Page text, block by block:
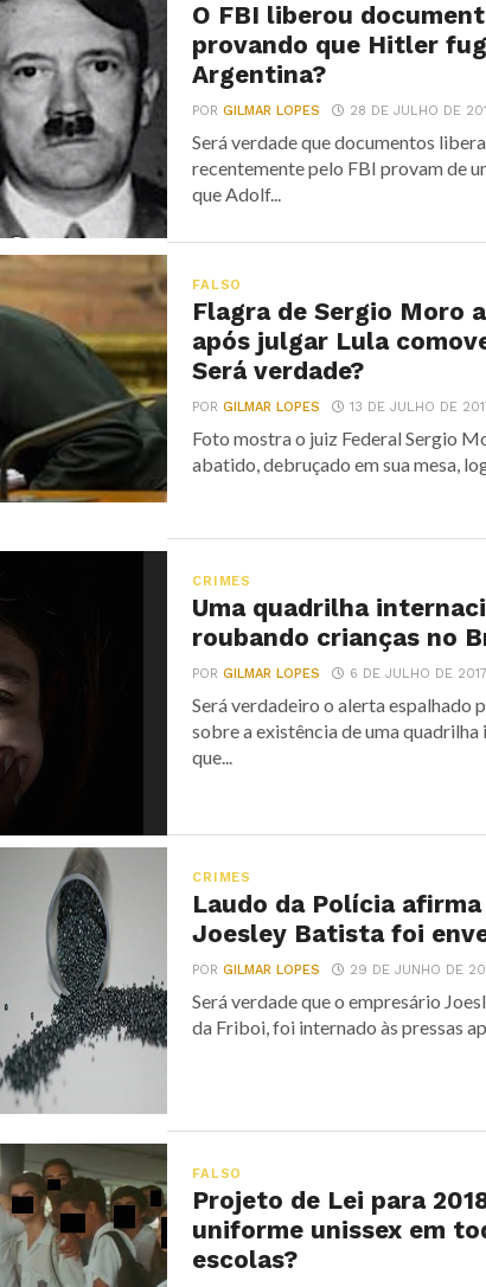
O FBI liberou
provando que Hitler
Argentina?
PORGILMAR LOPES 28 DE JULHO DE
Será verdade que documentos
recentemente pelo FBI provam de
que Adolf...
FALSO
Flagra de Sergio Moro
após julgar Lula
Será verdade?
PORGILMAR LOPES 13 DE JULHO DE
Foto mostra o juiz Federal Sergio
abatido, debruçado em sua mesa,
CRIMES
Uma quadrilha
roubando crianças no
PORGILMAR LOPES 6 DE JULHO DE 2017
Será verdadeiro o alerta espalhado
sobre a existência de uma
que...
CRIMES
Laudo da Polícia
Joesley Batista foi
PORGILMAR LOPES 29 DE JUNHO DE
Será verdade que o empresário
da Friboi, foi internado às pressas
FALSO
Projeto de Lei para
uniforme unissex em
escolas?